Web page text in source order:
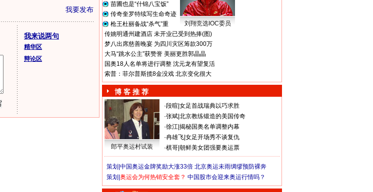
我要发布
我来说两句
精华区
辩论区
苗圃也是“什锦八宝饭”
传奇奎罗特续写生命奇迹
枪王杜丽备战“杀气”重
刘翔竞选IOC委员
传姚明通州建酒店 未开业已受到热捧(图)
梦八出席慈善晚宴 为四川灾区筹款300万
大马“跳水公主”获赞誉 美丽更胜郭晶晶
国奥18人名单将进行调整 沈元龙有望复活
索普：菲尔普斯揽8金没戏 北京变化很大
博 客 推 荐
郎平奥运村试装
·段暄 女足首战瑞典以巧求胜
·张斌 北京教练锻造的美国传奇
·徐江 揭秘国奥名单调整内幕
·冉雄飞 女足开场秀不谈复仇
·棋哥 朝鲜美女团强要奥运票
策划| 中国奥运金牌奖励大涨33倍 北京奥运未雨绸缪预防裸奔
策划| 奥运会为何热销安全套？ 中国股市会迎来奥运行情吗？